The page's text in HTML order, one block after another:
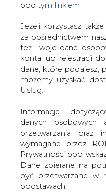
WŁĄCZ
pod tym linkiem.
Jeżeli korzystasz
za pośrednictwem
też Twoje dane
konta lub rejestracji
dane, które podajesz,
możemy uzyskać
Usług.
Informacje
danych
przetwarzania oraz
wymagane przez
Prywatności pod
Dane zbierane na
być przetwarzane w
podstawach.
Strona główna RYNEK
metan
2007-06-18 00:00
Biznes może